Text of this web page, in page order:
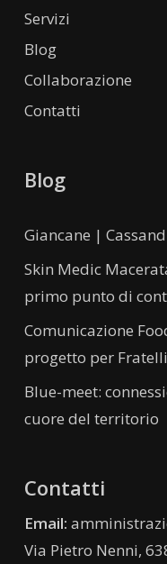
Servizi
Blog
Collaborazione
Contatti
Blog
Giancane |
Skin Medic
primo punto di
Comunicazione
progetto per
Blue-meet:
cuore del territorio
Contatti
Email:
Via Pietro Nenni,